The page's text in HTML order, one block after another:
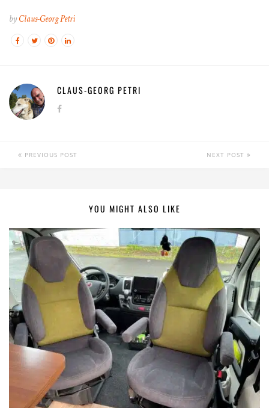
byClaus-Georg Petri
CLAUS-GEORG PETRI
PREVIOUS POST NEXT POST
YOU MIGHT ALSO LIKE